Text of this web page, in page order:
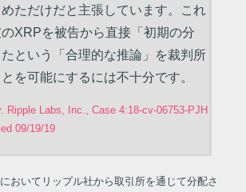
ただけだと主張しています。これ
XRPを被告から直接「初期の分
という「合理的な推論」を裁判所
を可能にするには不十分です。
Ripple Labs, Inc., Case 4:18-cv-06753-PJH
09/19/19
おいてリップル社から取引所を通じて分配さ